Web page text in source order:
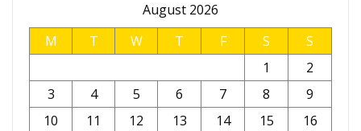
August 2026
M
T W T F S
S
1
2
3
4 5 6 7 8
9
10
11 12 13 14 15
16